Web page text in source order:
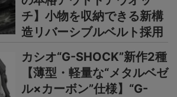
チ】小物を収納できる新構
造リバーシブルベルト採用
カシオ“G-SHOCK”新作2種
【薄型・軽量な“メタルベゼ
ル×カーボン”仕様】“G-